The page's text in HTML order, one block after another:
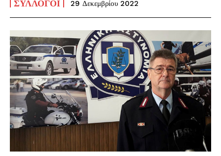
ΣΎΛΛΟΓΟΙ 29 Δεκεμβρίου 2022